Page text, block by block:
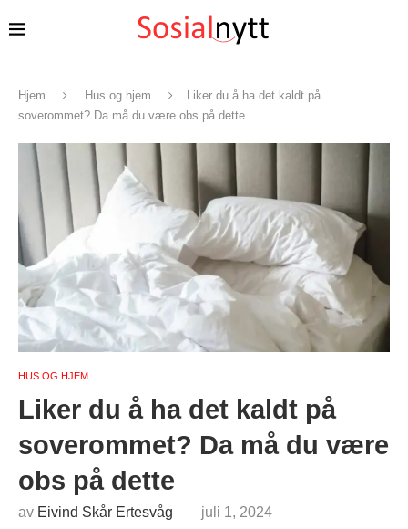
Hjem Hus og hjem
Liker du å ha det kaldt på
soverommet? Da må du være obs på dette
HUS OG HJEM
Liker du å ha det kaldt på
soverommet? Da må du være
obs på dette
av Eivind Skår Ertesvåg juli 1, 2024